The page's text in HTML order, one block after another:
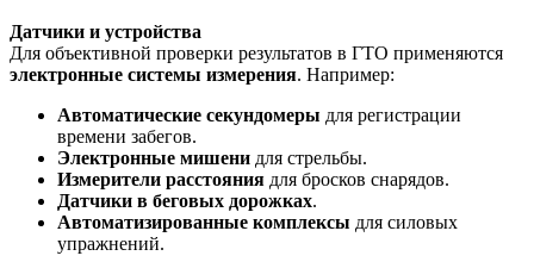
Датчики и устройства
Для объективной проверки результатов в ГТО применяются
электронные системы измерения. Например:
Автоматические секундомеры для регистрации
времени забегов.
Электронные мишени для стрельбы.
Измерители расстояния для бросков снарядов.
Датчики в беговых дорожках.
Автоматизированные комплексы для силовых
упражнений.